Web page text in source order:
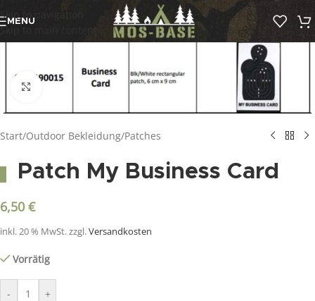
Skip to navigation
Skip to main content
MENU
Click to enlarge
Start/Outdoor Bekleidung/Patches
Patch My Business Card
6,50 €
inkl. 20 % MwSt.zzgl.Versandkosten
Vorrätig
- +